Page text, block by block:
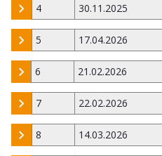
4 30.11.2025
5 17.04.2026
6 21.02.2026
7 22.02.2026
8 14.03.2026